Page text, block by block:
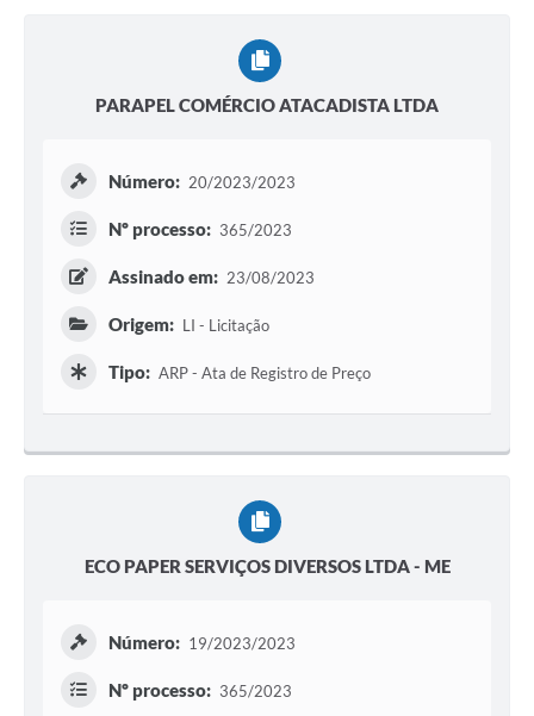
PARAPEL COMÉRCIO ATACADISTA LTDA
Número: 20/2023/2023
Nº processo: 365/2023
Assinado em: 23/08/2023
Origem: LI - Licitação
Tipo: ARP - Ata de Registro de Preço
ECO PAPER SERVIÇOS DIVERSOS LTDA - ME
Número: 19/2023/2023
Nº processo: 365/2023